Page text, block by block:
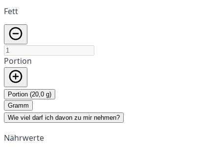
Fett
Portion
Portion (20,0 g)
Gramm
Wie viel darf ich davon zu mir nehmen?
Nährwerte